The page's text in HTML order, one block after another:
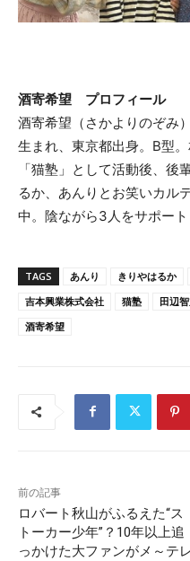
酒寄希望 プロフィール
酒寄希望（さかよりのぞみ
生まれ、東京都出身。B型
「猫塾」として活動後、後
るか、あんりとお笑いカル
中。陰ながら3人をサポート
TAGS あんり きりやはるか
吉本興業株式会社
猫塾 田辺
酒寄希望
前の記事
ロバート秋山がふるえた“ス
トーカー少年”？10年以上追
っかけた大ファンがメ～テレ